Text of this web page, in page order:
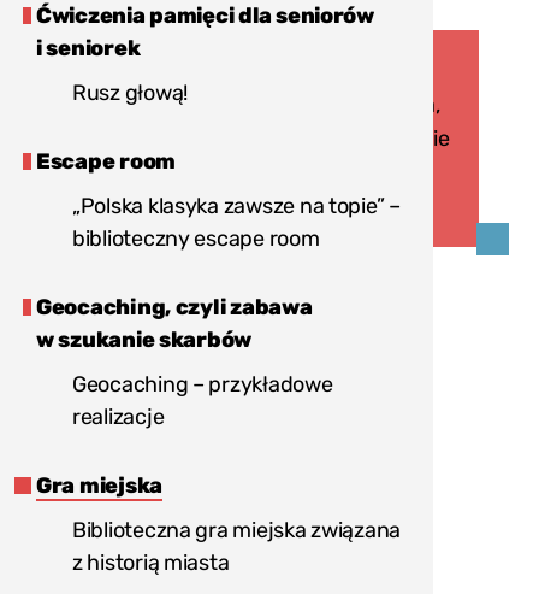
Ćwiczenia pamięci dla seniorów
i seniorek
Rusz głową!
Escape room
„Polska klasyka zawsze na topie” –
biblioteczny escape room
Geocaching, czyli zabawa
w szukanie skarbów
Geocaching – przykładowe
realizacje
Gra miejska
Biblioteczna gra miejska związana
z historią miasta
terenowej wymaga zaangażowania,
czasu i ludzi, ale jej przeprowadzenie
daje organizator(k)om
i uczestni(cz)kom wiele satysfakcji.
Przykładowe tematy:
historia miasta,
integracja społeczności lokalnej,
promocja biblioteki.
Rozwijane kompetencje:
poszerzenie wiedzy historycznej
związanej z miastem,